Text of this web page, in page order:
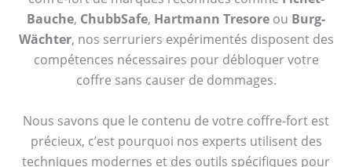
Bauche, ChubbSafe, Hartmann Tresore ou Burg-
Wächter, nos serruriers expérimentés disposent des
compétences nécessaires pour débloquer votre
coffre sans causer de dommages.
Nous savons que le contenu de votre coffre-fort est
précieux, c’est pourquoi nos experts utilisent des
techniques modernes et des outils spécifiques pour